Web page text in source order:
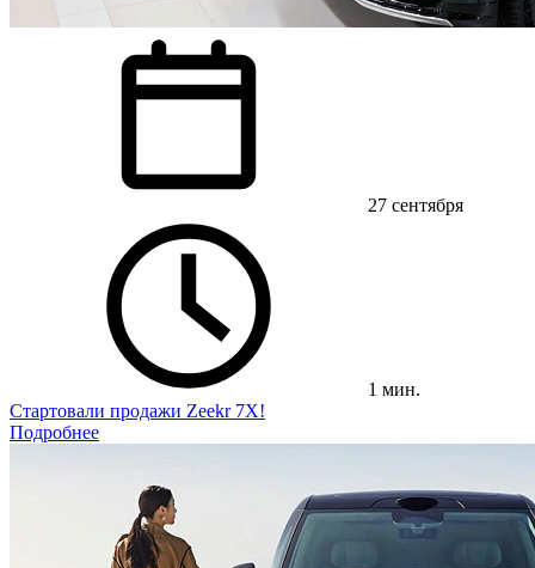
27 сентября
1 мин.
Стартовали продажи Zeekr 7X!
Подробнее